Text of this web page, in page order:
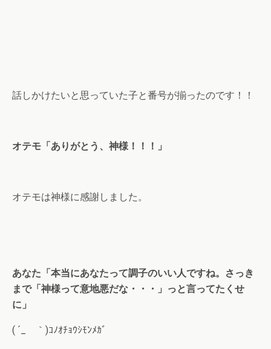
話しかけたいと思っていた子と番号が揃ったのです！！
オテモ「ありがとう、神様！！！」
オテモは神様に感謝しました。
あなた「本当にあなたって調子のいい人ですね。さっき
まで「神様って意地悪だな・・・」っと言ってたくせ
に」
( ´_ゝ｀)ｺﾉｵﾁｮｳｼﾓﾝﾒｶﾞ